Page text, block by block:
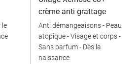
le
crème anti grattage
Anti démangeaisons - Peau
atopique - Visage et corps -
Sans parfum - Dès la
naissance